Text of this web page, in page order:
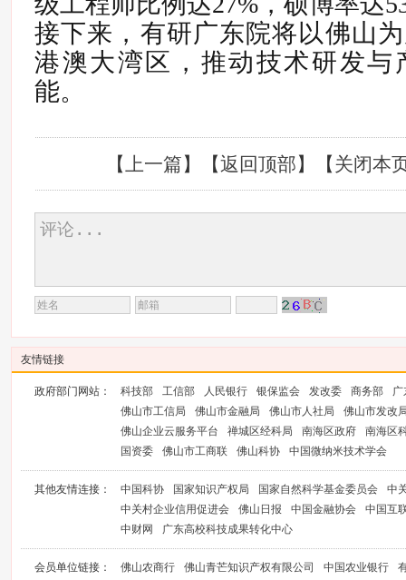
接下来，有研广东院将以佛山
港澳大湾区，推动技术研发与
能。
【 上一篇】【返回顶部】【关闭本
友情链接
政府部门网站： 科技部 工信部 人民银行 银保监会 发改委 商务部
广
佛山市工信局
佛山市金融局 佛山市人社局
佛山市发改
佛山企业云服务平台
禅城区经科局 南海区政府
南海区
国资委
佛山市工商联 佛山科协 中国微纳米技术学会
其他友情连接： 中国科协 国家知识产权局 国家自然科学基金委员会
中
中关村企业信用促进会
佛山日报 中国金融协会
中国互
中财网
广东高校科技成果转化中心
会员单位链接： 佛山农商行 佛山青芒知识产权有限公司 中国农业银行